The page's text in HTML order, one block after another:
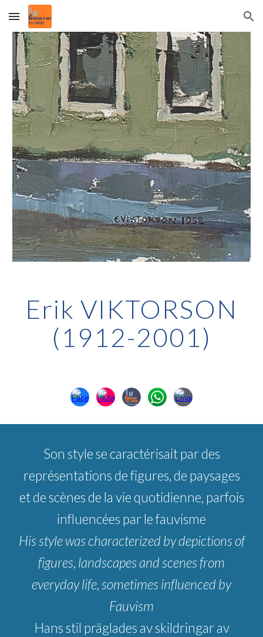
Skip to main content Skip to navigation
Erik VIKTORSON
(1912-2001)
Son style se caractérisait par des
représentations de figures, de paysages
et de scènes de la vie quotidienne, parfois
influencées par le fauvisme
His style was characterized by depictions of
figures, landscapes and scenes from
everyday life, sometimes influenced by
Fauvism
Hans stil präglades av skildringar av